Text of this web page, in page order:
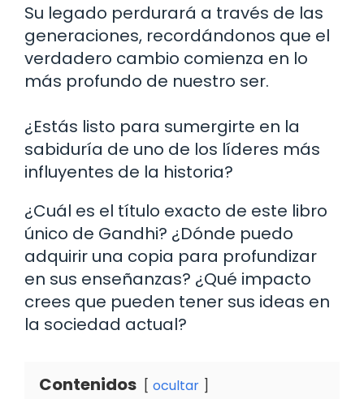
Su legado perdurará a través de las
generaciones, recordándonos que el
verdadero cambio comienza en lo
más profundo de nuestro ser.
¿Estás listo para sumergirte en la
sabiduría de uno de los líderes más
influyentes de la historia?
¿Cuál es el título exacto de este libro
único de Gandhi? ¿Dónde puedo
adquirir una copia para profundizar
en sus enseñanzas? ¿Qué impacto
crees que pueden tener sus ideas en
la sociedad actual?
Contenidos ocultar